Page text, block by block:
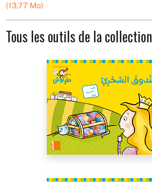
(13,77 Mo)
Tous les outils de la collection